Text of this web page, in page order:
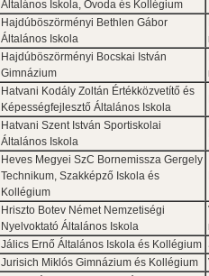
Általános Iskola, Óvoda és Kollégium
Hajdúböszörményi Bethlen Gábor
Általános Iskola
Hajdúböszörményi Bocskai István
Gimnázium
Hatvani Kodály Zoltán Értékközvetítő és
Képességfejlesztő Általános Iskola
Hatvani Szent István Sportiskolai
Általános Iskola
Heves Megyei SzC Bornemissza Gergely
Technikum, Szakképző Iskola és
Kollégium
Hriszto Botev Német Nemzetiségi
Nyelvoktató Általános Iskola
Jálics Ernő Általános Iskola és Kollégium
Jurisich Miklós Gimnázium és Kollégium